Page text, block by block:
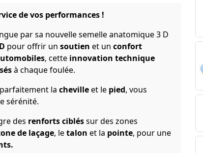
de vos performances !
par sa nouvelle semelle anatomique 3 D
pour offrir un soutien et un confort
, cette innovation technique
à chaque foulée.
la chevilleet le pied, vous
sérénité.
des renforts cibléssur des zones
de laçage, letalon et la pointe, pour une